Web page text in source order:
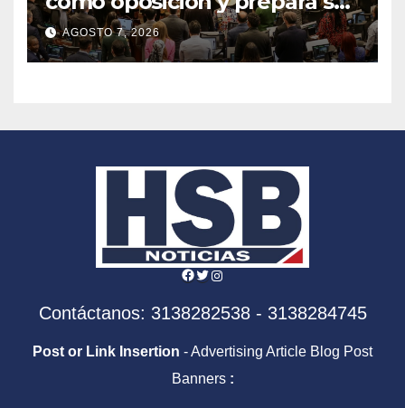
agenda frente al Gobierno
de Abelardo de la Espriella
AGOSTO 7, 2026
Facebook
Twitter
Instagram
Contáctanos: 3138282538 - 3138284745
Post or Link Insertion - Advertising Article Blog Post
Banners :